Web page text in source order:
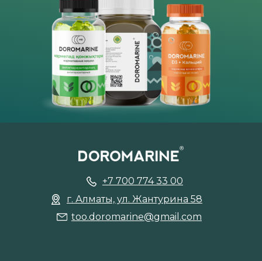
+7 700 774 33 00
г. Алматы, ул. Жантурина 58
too.doromarine@gmail.com